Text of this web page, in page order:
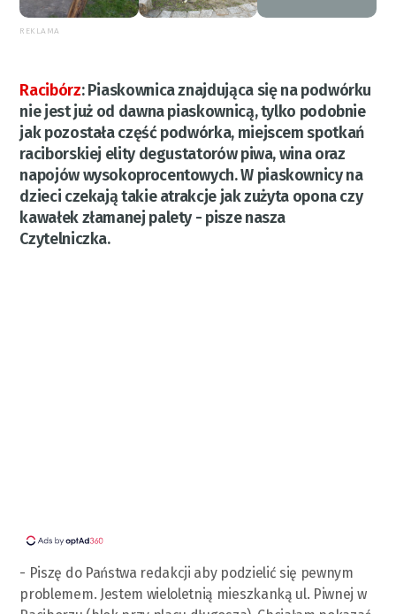
REKLAMA
Racibórz:Piaskownica znajdująca się na podwórku
nie jest już od dawna piaskownicą, tylko podobnie
jak pozostała część podwórka, miejscem spotkań
raciborskiej elity degustatorów piwa, wina oraz
napojów wysokoprocentowych. W piaskownicy na
dzieci czekają takie atrakcje jak zużyta opona czy
kawałek złamanej palety - pisze nasza
Czytelniczka.
- Piszę do Państwa redakcji aby podzielić się pewnym
problemem. Jestem wieloletnią mieszkanką ul. Piwnej w